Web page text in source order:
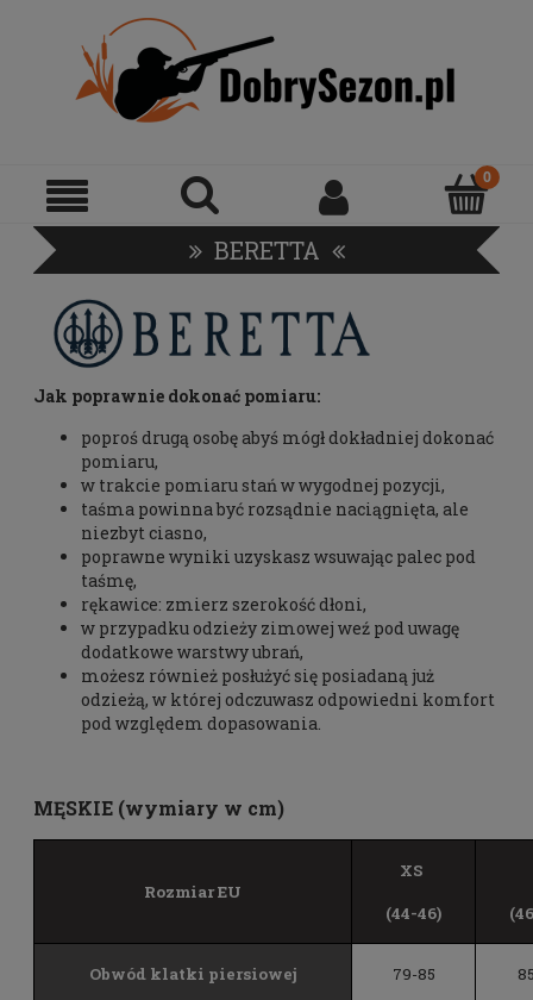
BERETTA
Jak poprawnie dokonać pomiaru:
poproś drugą osobę abyś mógł dokładniej dokonać
pomiaru,
w trakcie pomiaru stań w wygodnej pozycji,
taśma powinna być rozsądnie naciągnięta, ale
niezbyt ciasno,
poprawne wyniki uzyskasz wsuwając palec pod
taśmę,
rękawice: zmierz szerokość dłoni,
w przypadku odzieży zimowej weź pod uwagę
dodatkowe warstwy ubrań,
możesz również posłużyć się posiadaną już
odzieżą, w której odczuwasz odpowiedni komfort
pod względem dopasowania.
MĘSKIE (wymiary w cm)
Rozmiar EU
XS
(44-46)
Obwód klatki piersiowej 79-85